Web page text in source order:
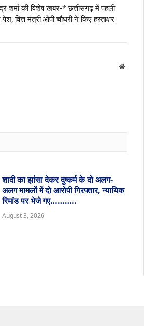
शर्मा की विशेष खबर-* छत्तीसगढ़ में पहली
वित्त मंत्री ओपी चौधरी ने किए हस्ताक्षर
Website
शादी का झांसा देकर दुष्कर्म के दो अलग-
अलग मामलों में दो आरोपी गिरफ्तार, न्यायिक
रिमांड पर भेजे गए………..
August 3, 2026